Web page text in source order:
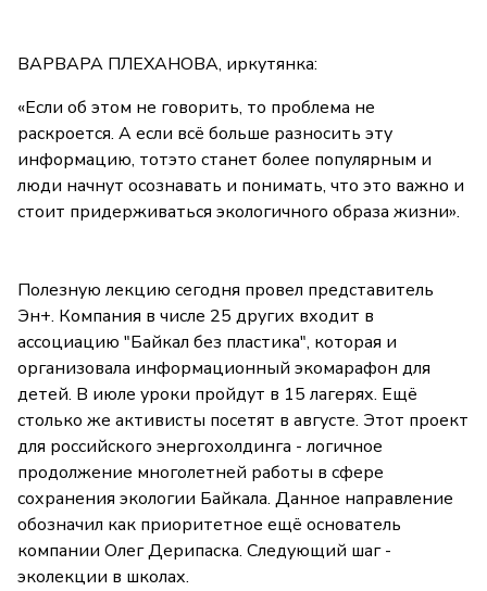
ВАРВАРА ПЛЕХАНОВА, иркутянка:
«Если об этом не говорить, то проблема не
раскроется. А если всё больше разносить эту
информацию, тотэто станет более популярным и
люди начнут осознавать и понимать, что это важно и
стоит придерживаться экологичного образа жизни».
Полезную лекцию сегодня провел представитель
Эн+. Компания в числе 25 других входит в
ассоциацию "Байкал без пластика", которая и
организовала информационный экомарафон для
детей. В июле уроки пройдут в 15 лагерях. Ещё
столько же активисты посетят в августе. Этот проект
для российского энергохолдинга - логичное
продолжение многолетней работы в сфере
сохранения экологии Байкала. Данное направление
обозначил как приоритетное ещё основатель
компании Олег Дерипаска. Следующий шаг -
эколекции в школах.